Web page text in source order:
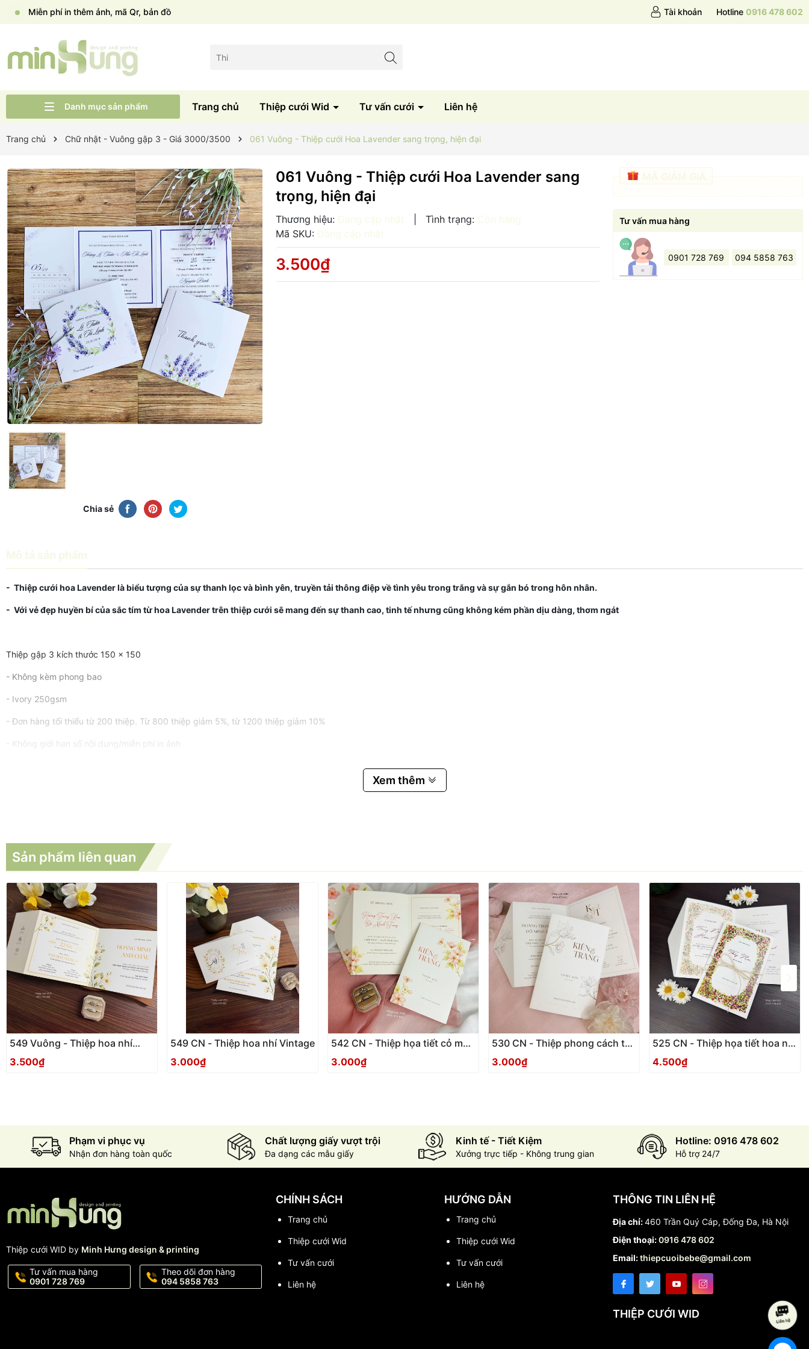
Miễn phí in thêm ảnh, mã Qr, bản đồ Tài khoản Hotline 0916 478 602
Danh mục sản phẩm Trang chủ Thiệp cưới Wid Tư vấn cưới Liên hệ
Trang chủ Chữ nhật - Vuông gập 3 - Giá 3000/3500 061 Vuông - Thiệp cưới Hoa Lavender sang trọng, hiện đại
Chia sẻ
061 Vuông - Thiệp cưới Hoa Lavender sang
trọng, hiện đại
Thương hiệu: Đang cập nhật Tình trạng: Còn hàng
Mã SKU: Đang cập nhật
3.500₫
Tư vấn mua hàng
0901 728 769 094 5858 763
Mô tả sản phẩm
- Thiệp cưới hoa Lavender là biểu tượng của sự thanh lọc và bình yên, truyền tải thông điệp về tình yêu trong trắng và sự gắn bó trong hôn nhân.
- Với vẻ đẹp huyền bí của sắc tím từ hoa Lavender trên thiệp cưới sẽ mang đến sự thanh cao, tinh tế nhưng cũng không kém phần dịu dàng, thơm ngát
Thiệp gập 3 kích thước 150 x 150
- Không kèm phong bao
- Ivory 250gsm
- Đơn hàng tối thiểu từ 200 thiệp. Từ 800 thiệp giảm 5%, từ 1200 thiệp giảm 10%
- Không giới hạn số nội dung/miễn phí in ảnh
Xem thêm
Sản phẩm liên quan
549 Vuông - Thiệp hoa nhí
Vintage
3.500₫
549 CN - Thiệp hoa nhí Vintage
3.000₫
542 CN - Thiệp họa tiết cỏ mùa
xuân nhẹ nhàng
3.000₫
530 CN - Thiệp phong cách tối
giản, trang nhã hiện đại
3.000₫
525 CN - Thiệp họa tiết hoa nhí
Vintage
4.500₫
Phạm vi phục vụ
Nhận đơn hàng toàn quốc
Chất lượng giấy vượt trội
Đa dạng các mẫu giấy
Kinh tế - Tiết Kiệm
Xưởng trực tiếp - Không trung gian
Hotline: 0916 478 602
Hỗ trợ 24/7
Thiệp cưới WID by Minh Hưng design & printing
Tư vấn mua hàng
0901 728 769
Theo dõi đơn hàng
094 5858 763
CHÍNH SÁCH
Trang chủ
Thiệp cưới Wid
Tư vấn cưới
Liên hệ
HƯỚNG DẪN
Trang chủ
Thiệp cưới Wid
Tư vấn cưới
Liên hệ
THÔNG TIN LIÊN HỆ
Địa chỉ:460 Trần Quý Cáp, Đống Đa, Hà Nội
Điện thoại:0916 478 602
Email:thiepcuoibebe@gmail.com
THIỆP CƯỚI WID